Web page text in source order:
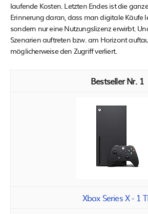
laufende Kosten. Letzten Endes ist die
Erinnerung daran, dass man digitale Käufe
sondern nur eine Nutzungslizenz erwirbt.
Szenarien auftreten bzw. am Horizont
möglicherweise den Zugriff verliert.
1
Xbox Series X - 1